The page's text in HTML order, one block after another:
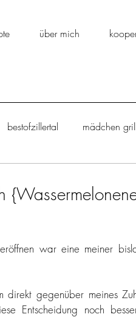
über mich
bestofzillertal mädchen
war eine meiner
direkt gegenüber meines
Entscheidung noch